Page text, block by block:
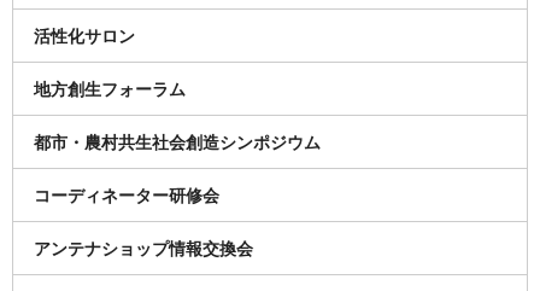
活性化サロン
地方創生フォーラム
都市・農村共生社会創造シンポジウム
コーディネーター研修会
アンテナショップ情報交換会